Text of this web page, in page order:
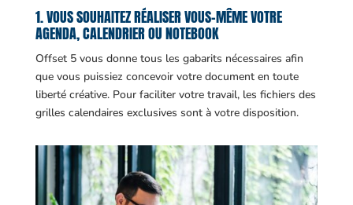
1. VOUS SOUHAITEZ RÉALISER VOUS-MÊME VOTRE
AGENDA, CALENDRIER OU NOTEBOOK
Offset 5 vous donne tous les gabarits nécessaires afin
que vous puissiez concevoir votre document en toute
liberté créative. Pour faciliter votre travail, les fichiers des
grilles calendaires exclusives sont à votre disposition.